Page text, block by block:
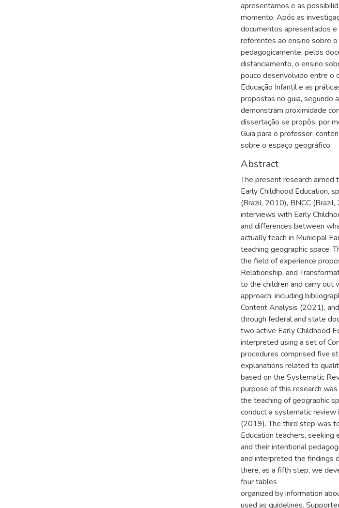
apresentamos e as
momento. Após as
documentos apresentados
referentes ao ensino sobre
pedagogicamente, pelos
distanciamento, o ensino
pouco desenvolvido entre o
Educação Infantil e as
propostas no guia, segundo
demonstram proximidade
dissertação se propôs, por
Guia para o professor,
sobre o espaço geográfico.
Abstract
The present research
Early Childhood Education,
(Brazil, 2010), BNCC
interviews with Early
and differences between
actually teach in Municipal
teaching geographic space.
the field of experience
Relationship, and
to the children and carry out
approach, including
Content Analysis (2021),
through federal and state
two active Early Childhood
interpreted using a set of
procedures comprised five
explanations related to
based on the Systematic
purpose of this research
the teaching of geographic
conduct a systematic
(2019). The third step was
Education teachers,
and their intentional
and interpreted the findings
there, as a fifth step, we
four tables
organized by information
used as guidelines.